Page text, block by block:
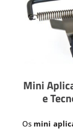
Mini
e
Os mini